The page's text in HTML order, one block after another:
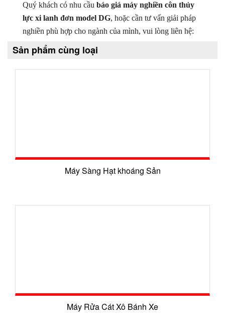
Quý khách có nhu cầu báo giá máy nghiền côn thủy
lực xi lanh đơn model DG, hoặc cần tư vấn giải pháp
nghiền phù hợp cho ngành của mình, vui lòng liên hệ:
Sản phẩm cùng loại
Máy Sàng Hạt khoáng Sản
Máy Rửa Cát Xô Bánh Xe